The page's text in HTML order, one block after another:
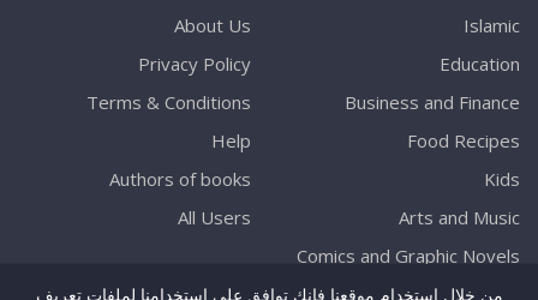
Islamic
Education
Business and Finance
Food Recipes
Kids
Arts and Music
Comics and Graphic Novels
About Us
Privacy Policy
Terms & Conditions
Help
Authors of books
All Users
من خلال استخدام موقعنا فإنك توافق على استخدامنا لملفات تعريف